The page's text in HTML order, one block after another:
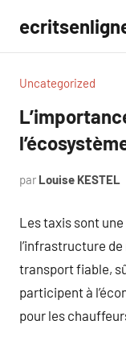
contenu
Uncategorized
par Louise KESTEL
Les taxis sont
l’infrastructure
transport fiable,
participent à
pour les